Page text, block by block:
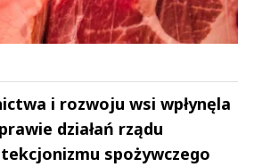
i rozwoju wsi wpłynęla
działań rządu
spożywczego